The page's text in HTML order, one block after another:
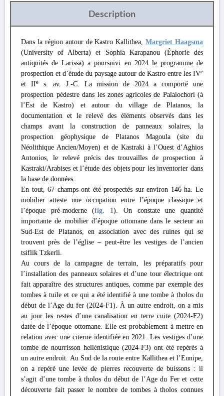
Description
Dans la région autour de Kastro Kallithea,Margriet Haagsma
(University of Alberta) et Sophia Karapanou (Éphorie des
antiquités de Larissa) a poursuivi en 2024 le programme de
prospection et d’étude du paysage autour de Kastro entre les IVe
et IIes. av. J.-C. La mission de 2024 a comporté une
prospection pédestre dans les zones agricoles de Palaiochori (à
l’Est de Kastro) et autour du village de Platanos, la
documentation et le relevé des éléments observés dans les
champs avant la construction de panneaux solaires, la
prospection géophysique de Platanos Magoula (site du
Néolithique Ancien/Moyen) et de Kastraki à l’Ouest d’Aghios
Antonios, le relevé précis des trouvailles de prospection à
Kastraki/Arabises et l’étude des objets pour les inventorier dans
la base de données.
En tout, 67 champs ont été prospectés sur environ 146 ha. Le
mobilier atteste une occupation entre l’époque classique et
l’époque pré-moderne (fig. 1). On constate une quantité
importante de mobilier d’époque ottomane dans le secteur au
Sud-Est de Platanos, en association avec des ruines qui se
trouvent près de l’église – peut-être les vestiges de l’ancien
tsiflik Tzkerli.
Au cours de la campagne de terrain, les préparatifs pour
l’installation des panneaux solaires et d’une tour électrique ont
fait apparaître des structures antiques, comme par exemple des
tombes à tuile et ce qui a été identifié à une tombe à tholos du
début de l’Age du fer (2024-F1). À un autre endroit, on a mis
au jour les restes d’une canalisation en terre cuite (2024-F2)
datée de l’époque ottomane. Elle est probablement à mettre en
relation avec une citerne identifiée en 2021. Les vestiges d’une
tombe de nourrisson hellénistique (2024-F3) ont été repérés à
un autre endroit. Au Sud de la route entre Kallithea et l’Eunipe,
on a repéré une levée de pierres recouverte de buissons : il
s’agit d’une tombe à tholos du début de l’Age du Fer et cette
découverte fait passer le nombre de tombes à tholos connues